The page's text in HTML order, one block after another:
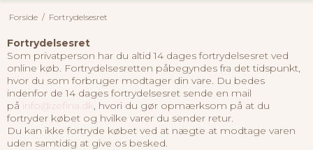
Forside / Fortrydelsesret
Fortrydelsesret
Som privatperson har du altid 14 dages fortrydelsesret ved
online køb. Fortrydelsesretten påbegyndes fra det tidspunkt,
hvor du som forbruger modtager din vare. Du bedes
indenfor de 14 dages fortrydelsesret sende en mail
på info@zefina.dk, hvori du gør opmærksom på at du
fortryder købet og hvilke varer du sender retur.
Du kan ikke fortryde købet ved at nægte at modtage varen
uden samtidig at give os besked.